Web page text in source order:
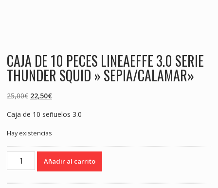
CAJA DE 10 PECES LINEAEFFE 3.0 SERIE
THUNDER SQUID » SEPIA/CALAMAR»
25,00€ El
original
25,00€.
22,50€El
actual
22,50€.
Caja de 10 señuelos 3.0
Hay existencias
CAJA
Añadir al carrito